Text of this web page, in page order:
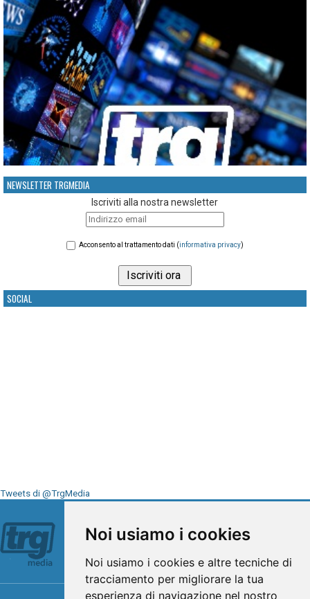
Noi usiamo i cookies
Noi usiamo i cookies e altre tecniche di
tracciamento per migliorare la tua
esperienza di navigazione nel nostro
NEWSLETTER TRGMEDIA
Iscriviti alla nostra newsletter
Acconsento al trattamento dati (informativa privacy)
SOCIAL
Tweets di @TrgMedia